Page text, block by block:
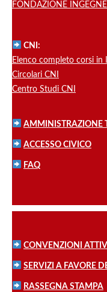
FONDAZIONE
CNI:
Elenco completo corsi in
Circolari CNI
Centro Studi CNI
AMMINISTRAZIONE
ACCESSO CIVICO
FAQ
CONVENZIONI
SERVIZI A FAVORE
RASSEGNA STAMPA